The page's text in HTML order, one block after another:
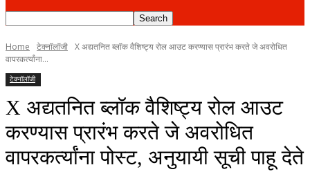
Home टेक्नॉलॉजी X अद्यतनित ब्लॉक वैशिष्ट्य रोल आउट करण्यास प्रारंभ करते जे अवरोधित
वापरकर्त्यांना...
टेक्नॉलॉजी
X अद्यतनित ब्लॉक वैशिष्ट्य रोल आउट
करण्यास प्रारंभ करते जे अवरोधित
वापरकर्त्यांना पोस्ट, अनुयायी सूची पाहू देते